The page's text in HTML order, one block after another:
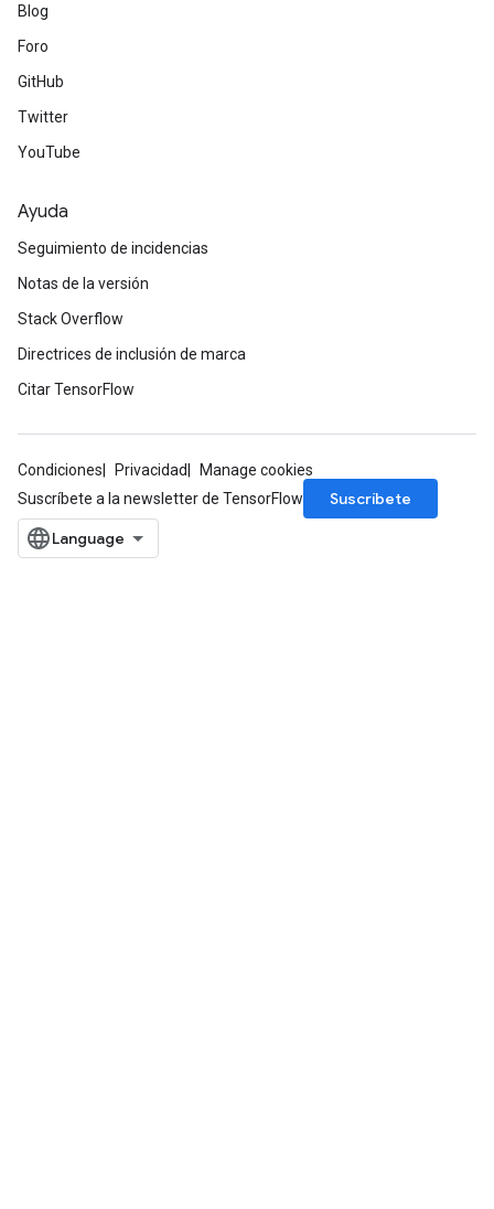
Blog
Foro
GitHub
Twitter
YouTube
Ayuda
Seguimiento de incidencias
Notas de la versión
Stack Overflow
Directrices de inclusión de marca
Citar TensorFlow
Condiciones Privacidad
Manage cookies
Suscríbete a la newsletter de TensorFlow
Suscríbete